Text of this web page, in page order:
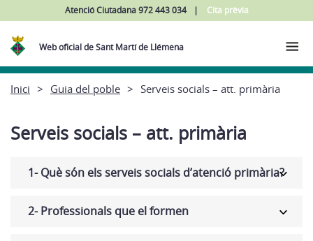
Atenció Ciutadana 972 443 034 Cita prèvia
Web oficial de Sant Martí de Llémena
Inici Guia del poble Serveis socials – att. primària
Serveis socials – att. primària
1- Què són els serveis socials d’atenció primària?
2- Professionals que el formen